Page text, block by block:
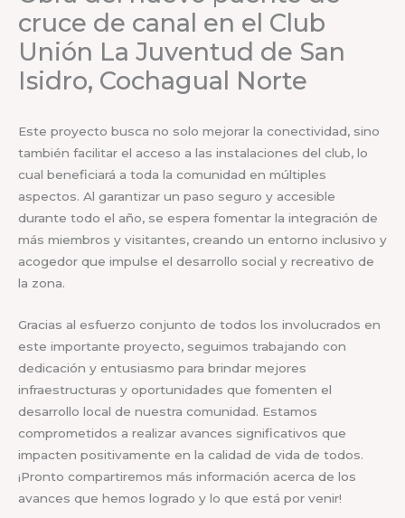
cruce de canal en el Club
Unión La Juventud de San
Isidro, Cochagual Norte
Este proyecto busca no solo mejorar la conectividad, sino
también facilitar el acceso a las instalaciones del club, lo
cual beneficiará a toda la comunidad en múltiples
aspectos. Al garantizar un paso seguro y accesible
durante todo el año, se espera fomentar la integración de
más miembros y visitantes, creando un entorno inclusivo y
acogedor que impulse el desarrollo social y recreativo de
la zona.
Gracias al esfuerzo conjunto de todos los involucrados en
este importante proyecto, seguimos trabajando con
dedicación y entusiasmo para brindar mejores
infraestructuras y oportunidades que fomenten el
desarrollo local de nuestra comunidad. Estamos
comprometidos a realizar avances significativos que
impacten positivamente en la calidad de vida de todos.
¡Pronto compartiremos más información acerca de los
avances que hemos logrado y lo que está por venir!